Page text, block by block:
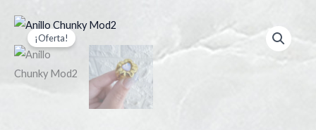
¡Oferta!
El
precio
original
era:
precio
Anillo
Chunky
Mod2
cantidad